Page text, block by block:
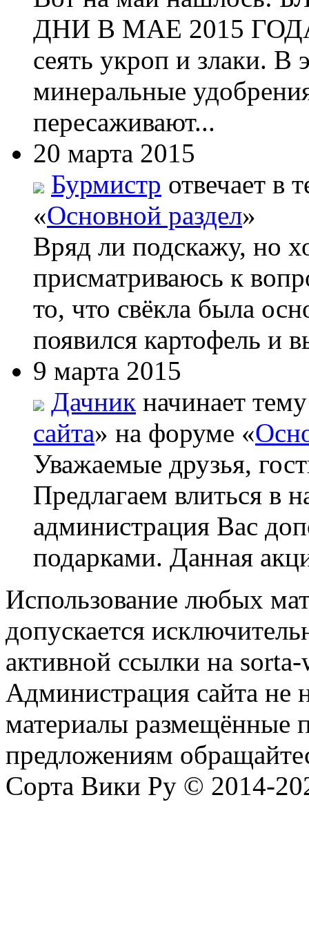
ДНИ В МАЕ 2015 ГОДА
сеять укроп и злаки. В
минеральные
пересаживают...
20 марта 2015
Бурмистр отвечает в
«Основной раздел»
Вряд ли подскажу, но
присматриваюсь к
то, что свёкла была
появился картофель и
9 марта 2015
Дачник начинает
сайта» на форуме «
Уважаемые друзья,
Предлагаем влиться в
администрация Вас
подарками. Данная
Использование любых
допускается
активной ссылки на
Администрация сайта не
материалы размещённые
предложениям
Сорта Вики Ру © 2014-